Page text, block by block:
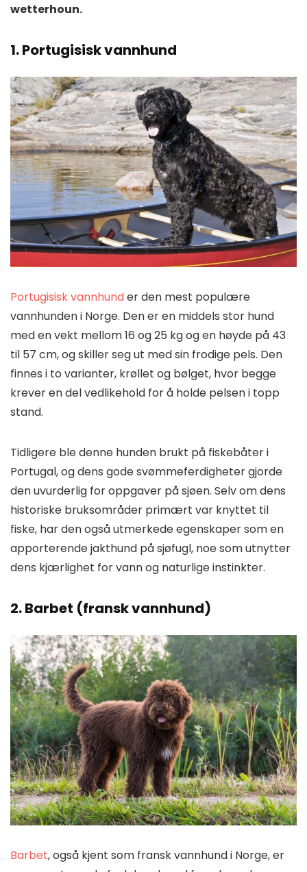
wetterhoun.
1. Portugisisk vannhund
Portugisisk vannhunder den mest populære
vannhunden i Norge. Den er en middels stor hund
med en vekt mellom 16 og 25 kg og en høyde på 43
til 57 cm, og skiller seg ut med sin frodige pels. Den
finnes i to varianter, krøllet og bølget, hvor begge
krever en del vedlikehold for å holde pelsen i topp
stand.
Tidligere ble denne hunden brukt på fiskebåter i
Portugal, og dens gode svømmeferdigheter gjorde
den uvurderlig for oppgaver på sjøen. Selv om dens
historiske bruksområder primært var knyttet til
fiske, har den også utmerkede egenskaper som en
apporterende jakthund på sjøfugl, noe som utnytter
dens kjærlighet for vann og naturlige instinkter.
2. Barbet (fransk vannhund)
Barbet, også kjent som fransk vannhund i Norge, er